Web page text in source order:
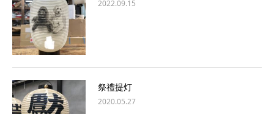
2022.09.15
祭禮提灯
2020.05.27